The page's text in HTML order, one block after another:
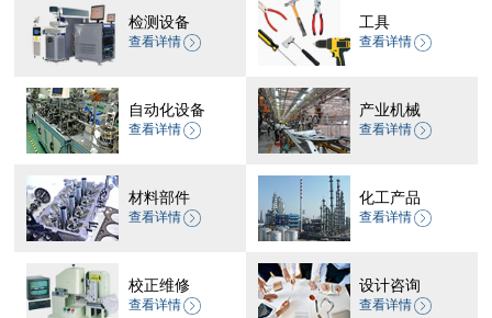
检测设备
查看详情
工具
查看详情
自动化设备
查看详情
产业机械
查看详情
材料部件
查看详情
化工产品
查看详情
校正维修
查看详情
设计咨询
查看详情